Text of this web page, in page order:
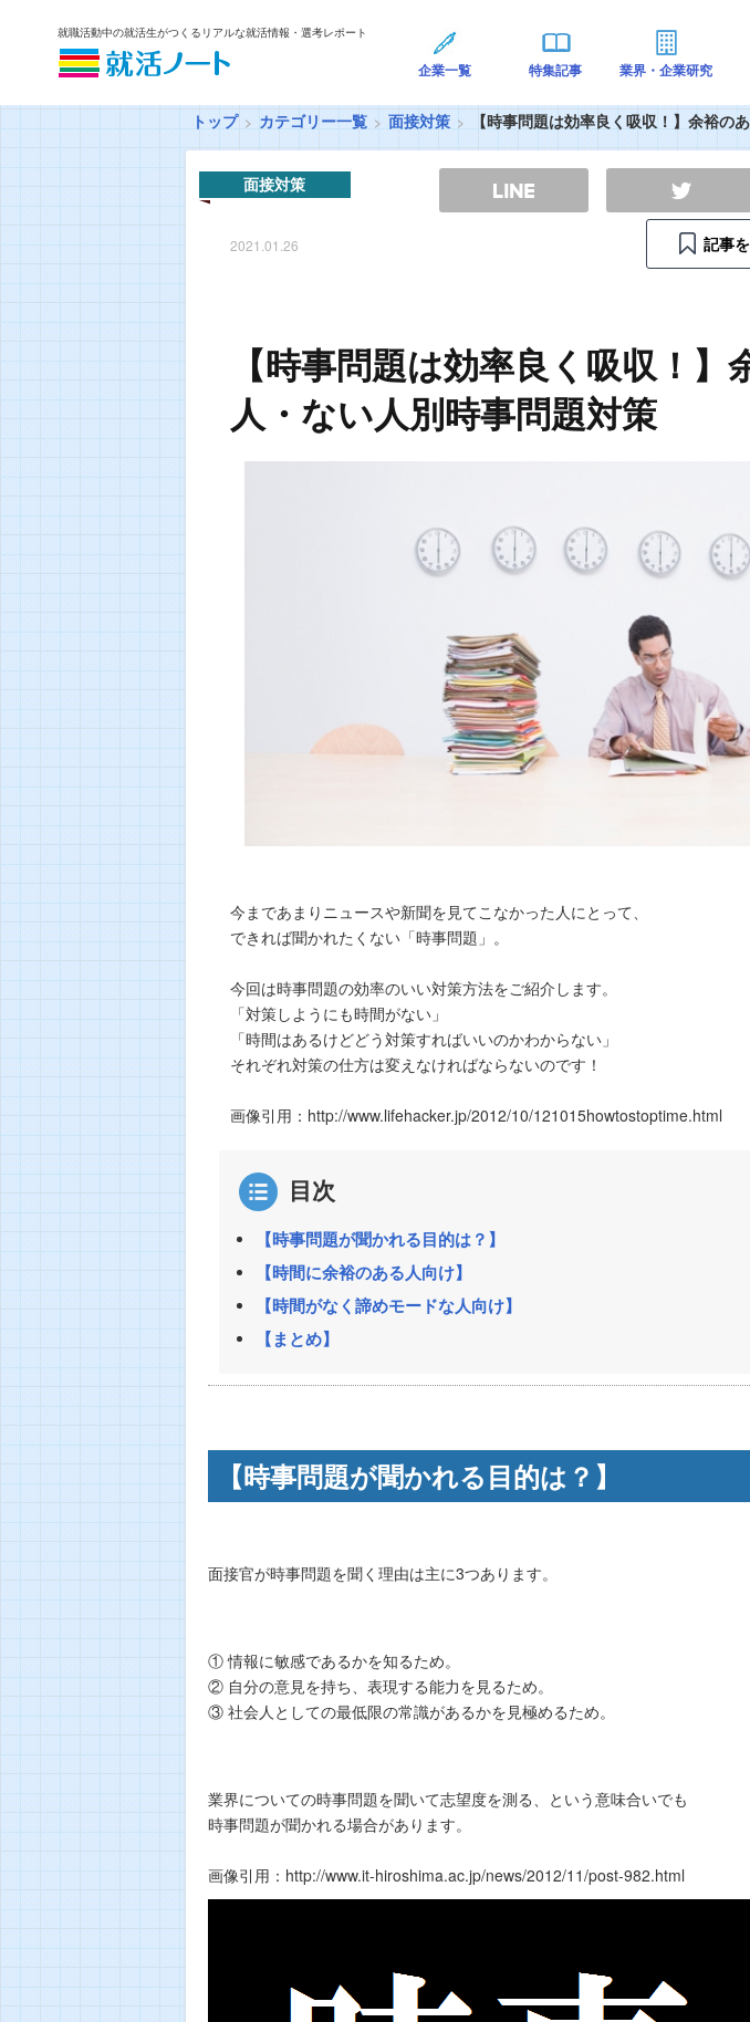
就職活動中の就活生がつくるリアルな就活情報・選考レポート
企業一覧 特集記事 業界・企業研究
トップ カテゴリー一覧 面接対策 【時事問題は効率良く吸収！】余裕の
面接対策
2021.01.26 記事
【時事問題は効率良く吸収！】
人・ない人別時事問題対策
今まであまりニュースや新聞を見てこなかった人にとって、
できれば聞かれたくない「時事問題」。
今回は時事問題の効率のいい対策方法をご紹介します。
「対策しようにも時間がない」
「時間はあるけどどう対策すればいいのかわからない」
それぞれ対策の仕方は変えなければならないのです！
画像引用：http://www.lifehacker.jp/2012/10/121015howtostoptime.html
目次
【時事問題が聞かれる目的は？】
【時間に余裕のある人向け】
【時間がなく諦めモードな人向け】
【まとめ】
【時事問題が聞かれる目的は？】
面接官が時事問題を聞く理由は主に3つあります。
① 情報に敏感であるかを知るため。
② 自分の意見を持ち、表現する能力を見るため。
③ 社会人としての最低限の常識があるかを見極めるため。
業界についての時事問題を聞いて志望度を測る、という意味合いでも
時事問題が聞かれる場合があります。
画像引用：http://www.it-hiroshima.ac.jp/news/2012/11/post-982.html